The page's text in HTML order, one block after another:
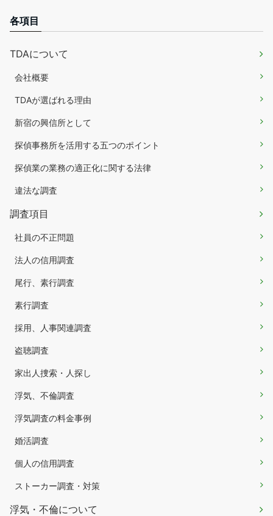
各項目
TDAについて
会社概要
TDAが選ばれる理由
新宿の興信所として
探偵事務所を活用する五つのポイント
探偵業の業務の適正化に関する法律
違法な調査
調査項目
社員の不正問題
法人の信用調査
尾行、素行調査
素行調査
採用、人事関連調査
盗聴調査
家出人捜索・人探し
浮気、不倫調査
浮気調査の料金事例
婚活調査
個人の信用調査
ストーカー調査・対策
浮気・不倫について